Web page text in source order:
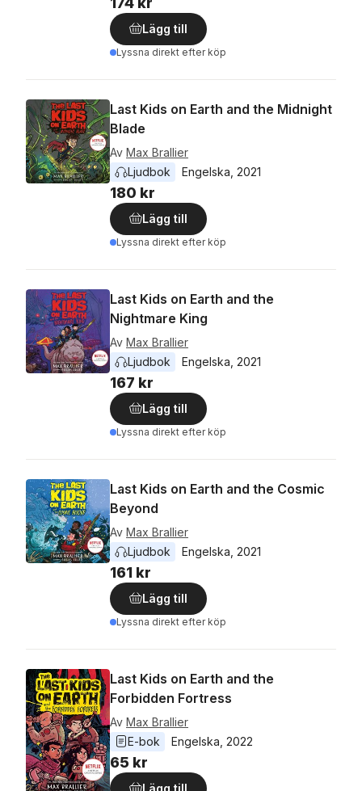
Lägg till
Lyssna direkt efter köp
Last Kids on Earth and the Midnight
Blade
Av Max Brallier
Ljudbok
Engelska 2021
180 kr
Lägg till
Lyssna direkt efter köp
Last Kids on Earth and the
Nightmare King
Av Max Brallier
Ljudbok
Engelska 2021
167 kr
Lägg till
Lyssna direkt efter köp
Last Kids on Earth and the Cosmic
Beyond
Av Max Brallier
Ljudbok
Engelska 2021
161 kr
Lägg till
Lyssna direkt efter köp
Last Kids on Earth and the
Forbidden Fortress
Av Max Brallier
E-bok
Engelska 2022
65 kr